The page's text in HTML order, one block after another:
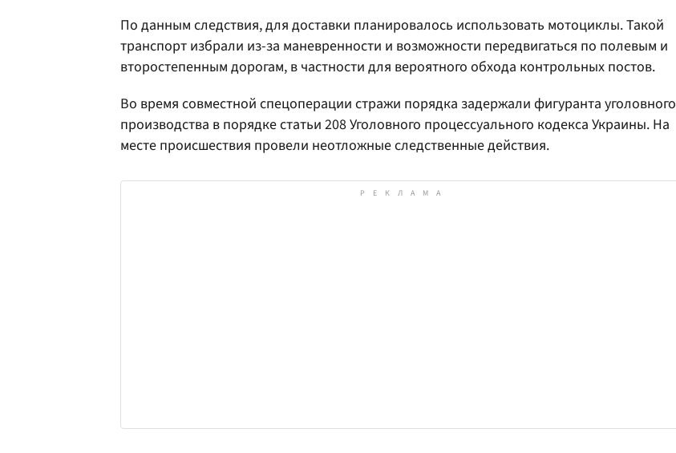
По данным следствия, для доставки планировалось использовать мотоциклы. Такой
транспорт избрали из-за маневренности и возможности передвигаться по полевым и
второстепенным дорогам, в частности для вероятного обхода контрольных постов.
Во время совместной спецоперации стражи порядка задержали фигуранта уголовного
производства в порядке статьи 208 Уголовного процессуального кодекса Украины. На
месте происшествия провели неотложные следственные действия.